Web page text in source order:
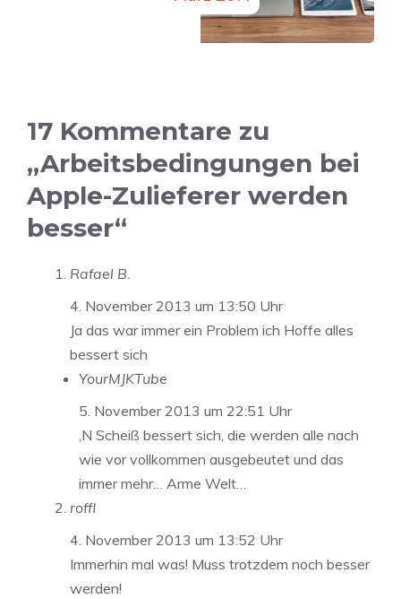
17 Kommentare zu
„Arbeitsbedingungen bei
Apple-Zulieferer werden
besser“
Rafael B.
4. November 2013 um 13:50 Uhr
Ja das war immer ein Problem ich Hoffe alles
bessert sich
YourMJKTube
5. November 2013 um 22:51 Uhr
‚N Scheiß bessert sich, die werden alle nach
wie vor vollkommen ausgebeutet und das
immer mehr… Arme Welt…
roffl
4. November 2013 um 13:52 Uhr
Immerhin mal was! Muss trotzdem noch besser
werden!